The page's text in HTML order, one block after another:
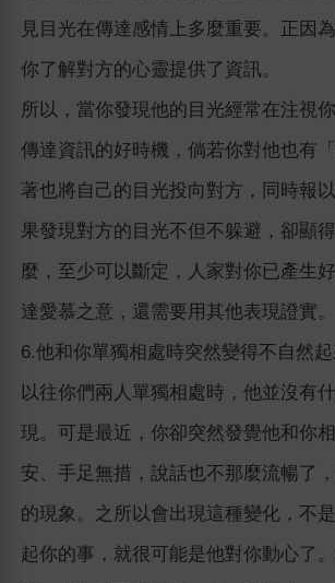
見目光在傳達感情上多麼重要。正因
你了解對方的心靈提供了資訊。
所以，當你發現他的目光經常在注視
傳達資訊的好時機，倘若你對他也有
著也將自己的目光投向對方，同時報
果發現對方的目光不但不躲避，卻顯
麼，至少可以斷定，人家對你已產生
達愛慕之意，還需要用其他表現證實。
6.他和你單獨相處時突然變得不自然
以往你們兩人單獨相處時，他並沒有
現。可是最近，你卻突然發覺他和你
安、手足無措，說話也不那麼流暢了
的現象。之所以會出現這種變化，不
起你的事，就很可能是他對你動心了